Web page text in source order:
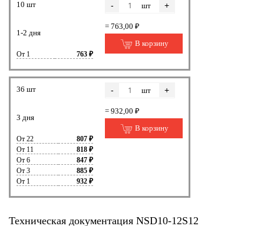
10 шт
1-2 дня
От 1 763 ₽
- шт +
= 763,00 ₽
В корзину
36 шт
3 дня
От 22
807 ₽
От 11
818 ₽
От 6
847 ₽
От 3
885 ₽
От 1
932 ₽
- шт +
= 932,00 ₽
В корзину
Техническая документация NSD10-12S12